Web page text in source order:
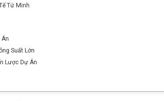
Tứ Minh
Án
Suất Lớn
Lược Dự Án